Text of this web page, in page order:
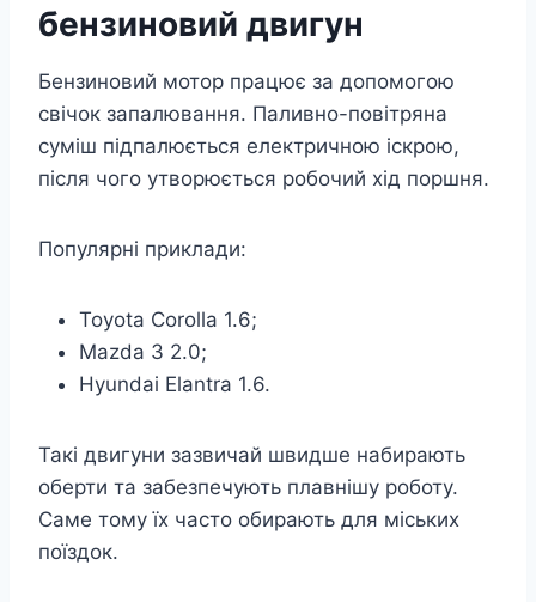
бензиновий двигун
Бензиновий мотор працює за допомогою
свічок запалювання. Паливно-повітряна
суміш підпалюється електричною іскрою,
після чого утворюється робочий хід поршня.
Популярні приклади:
Toyota Corolla 1.6;
Mazda 3 2.0;
Hyundai Elantra 1.6.
Такі двигуни зазвичай швидше набирають
оберти та забезпечують плавнішу роботу.
Саме тому їх часто обирають для міських
поїздок.